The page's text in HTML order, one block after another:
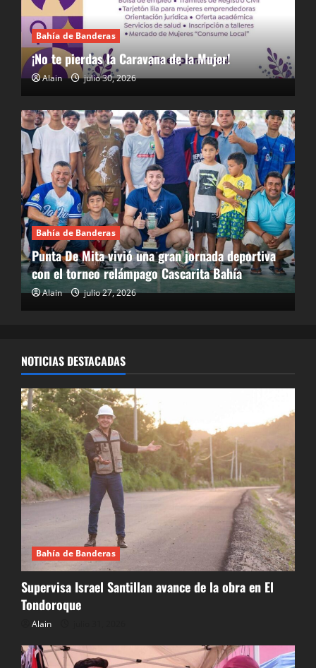
Bahía de Banderas
¡No te pierdas la Caravana de la Mujer!
Alain julio 30, 2026
Bahía de Banderas
Punta De Mita vivió una gran jornada deportiva
con el torneo relámpago Cascarita Bahía
Alain julio 27, 2026
NOTICIAS DESTACADAS
Bahía de Banderas
Supervisa Israel Santillan avance de la obra en El
Tondoroque
Alain